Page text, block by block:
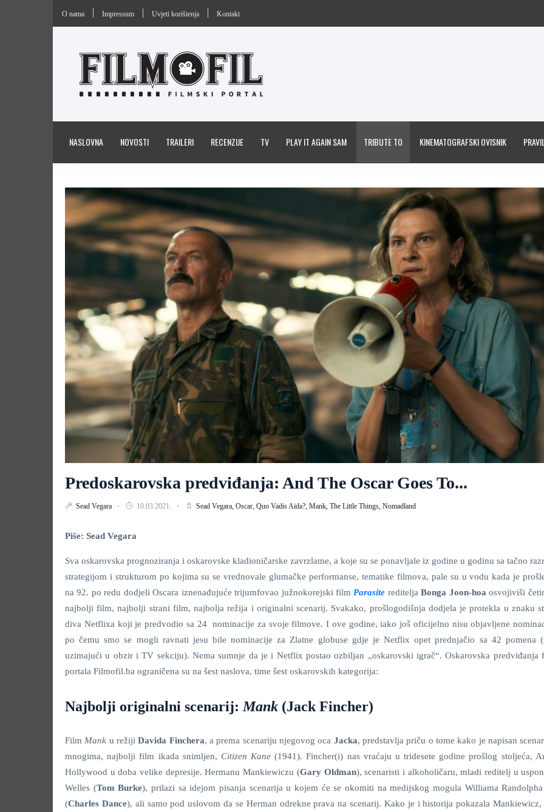
O nama Impressum Uvjeti korištenja Kontakt
NASLOVNA NOVOSTI TRAILERI RECENZIJE TV PLAY IT AGAIN SAM TRIBUTE TO KINEMATOGRAFSKI OVISNIK
Predoskarovska predviđanja: And The Oscar Goes To...
Sead Vegara 10.03.2021. Sead Vegara, Oscar, Quo Vadis Aida?, Mank, The Little Things, Nomadland
Piše: Sead Vegara
Sva oskarovska prognoziranja i oskarovske kladioničarske zavrzlame, a koje su se ponavljale iz godine u godinu sa tačno
strategijom i strukturom po kojima su se vrednovale glumačke performanse, tematike filmova, pale su u vodu kada je
na 92. po redu dodjeli Oscara iznenađujuće trijumfovao južnokorejski film Parasite rediteljaBonga Joon-hoa osvojiviši
najbolji film, najbolji strani film, najbolja režija i originalni scenarij. Svakako, prošlogodišnja dodjela je protekla u znaku
diva Netflixa koji je predvodio sa 24 nominacije za svoje filmove. I ove godine, iako još oficijelno nisu objavljene
po čemu smo se mogli ravnati jesu bile nominacije za Zlatne globuse gdje je Netflix opet prednjačio sa 42 pomena
uzimajući u obzir i TV sekciju). Nema sumnje da je i Netflix postao ozbiljan „oskarovski igrač“. Oskarovska predviđanja
portala Filmofil.ba ograničena su na šest naslova, time šest oskarovskih kategorija:
Najbolji originalni scenarij: Mank (Jack Fincher)
Film Mank u režiji Davida Finchera, a prema scenariju njegovog oca Jacka, predstavlja priču o tome kako je napisan
mnogima, najbolji film ikada snimljen, Citizen Kane(1941). Fincher(i) nas vraćaju u tridesete godine prošlog stoljeća,
Hollywood u doba velike depresije. Hermanu Mankiewiczu (Gary Oldman), scenaristi i alkoholičaru, mladi reditelj u
Welles (Tom Burke), prilazi sa idejom pisanja scenarija u kojem će se okomiti na medijskog mogula Williama Randolpha
(Charles Dance), ali samo pod uslovom da se Herman odrekne prava na scenarij. Kako je i historija pokazala Mankiewicz,